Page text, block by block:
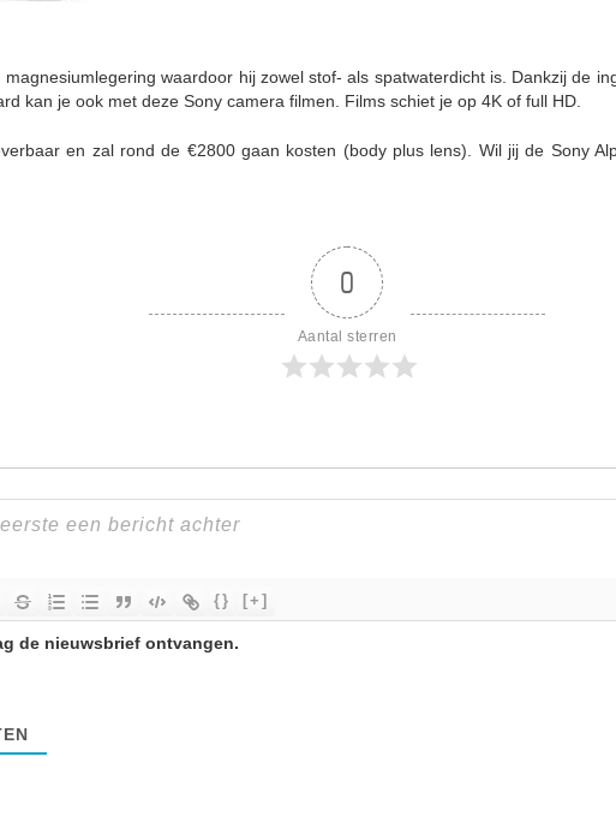
waardoor hij zowel stof- als spatwaterdicht is. Dankzij de
kan je ook met deze Sony camera filmen. Films schiet je op 4K of full HD.
en zal rond de €2800 gaan kosten (body plus lens). Wil jij de Sony
0
Aantal sterren
{} [+]
de nieuwsbrief ontvangen.